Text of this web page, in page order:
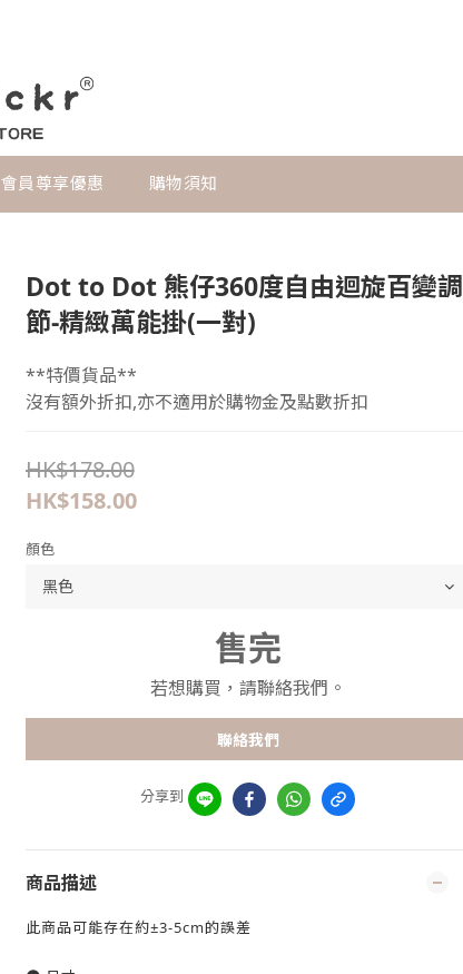
會員尊享優惠 購物須知
Dot to Dot 熊仔360度自由迴旋百變調
節-精緻萬能掛(一對)
**特價貨品**
沒有額外折扣,亦不適用於購物金及點數折扣
HK$178.00
HK$158.00
顏色
售完
若想購買，請聯絡我們。
聯絡我們
分享到
商品描述
此商品可能存在約±3-5cm的誤差